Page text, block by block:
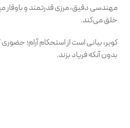
مهندسی دقیق، مرزی قدرتمند و باوقار
خلق می‌کند.
کویر، بیانی است از استحکام آرام؛
بدون آنکه فریاد بزند.